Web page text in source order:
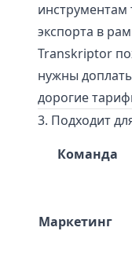
инструментам
экспорта в
Transkriptor
нужны
дорогие
3. Подходит
Команда
Маркетинг